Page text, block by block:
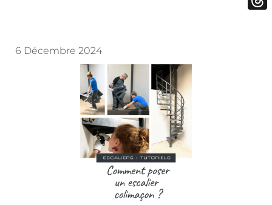
6 Décembre 2024